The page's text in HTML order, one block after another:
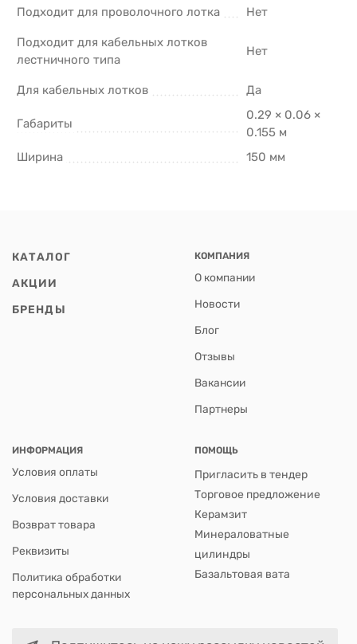
Подходит для проволочного лотка Нет
Подходит для кабельных лотков
лестничного типа
Нет
Для кабельных лотков Да
Габариты
0.29 × 0.06 ×
0.155 м
Ширина
150 мм
КАТАЛОГ
АКЦИИ
БРЕНДЫ
КОМПАНИЯ
О компании
Новости
Блог
Отзывы
Вакансии
Партнеры
ИНФОРМАЦИЯ
Условия оплаты
Условия доставки
Возврат товара
Реквизиты
Политика обработки
персональных данных
ПОМОЩЬ
Пригласить в тендер
Торговое предложение
Керамзит
Минераловатные
цилиндры
Базальтовая вата